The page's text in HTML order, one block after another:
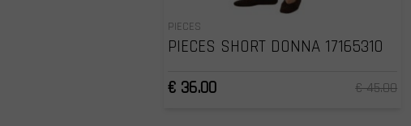
PIECES
PIECES SHORT DONNA 17165310
€ 36.00
€ 45.00